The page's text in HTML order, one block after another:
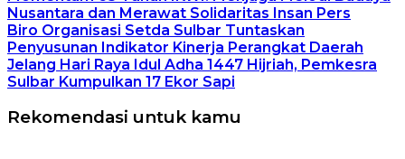
Nusantara dan Merawat Solidaritas Insan Pers
Biro Organisasi Setda Sulbar Tuntaskan
Penyusunan Indikator Kinerja Perangkat Daerah
Jelang Hari Raya Idul Adha 1447 Hijriah, Pemkesra
Sulbar Kumpulkan 17 Ekor Sapi
Rekomendasi untuk kamu